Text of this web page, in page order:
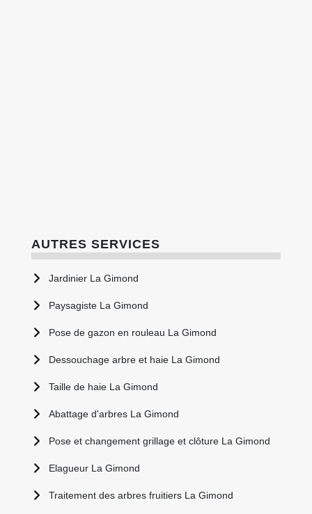
AUTRES SERVICES
Jardinier La Gimond
Paysagiste La Gimond
Pose de gazon en rouleau La Gimond
Dessouchage arbre et haie La Gimond
Taille de haie La Gimond
Abattage d'arbres La Gimond
Pose et changement grillage et clôture La Gimond
Elagueur La Gimond
Traitement des arbres fruitiers La Gimond